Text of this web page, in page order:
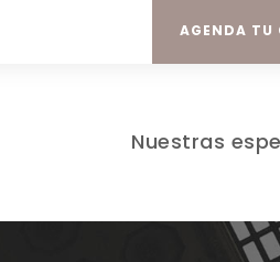
AGENDA TU
Nuestras